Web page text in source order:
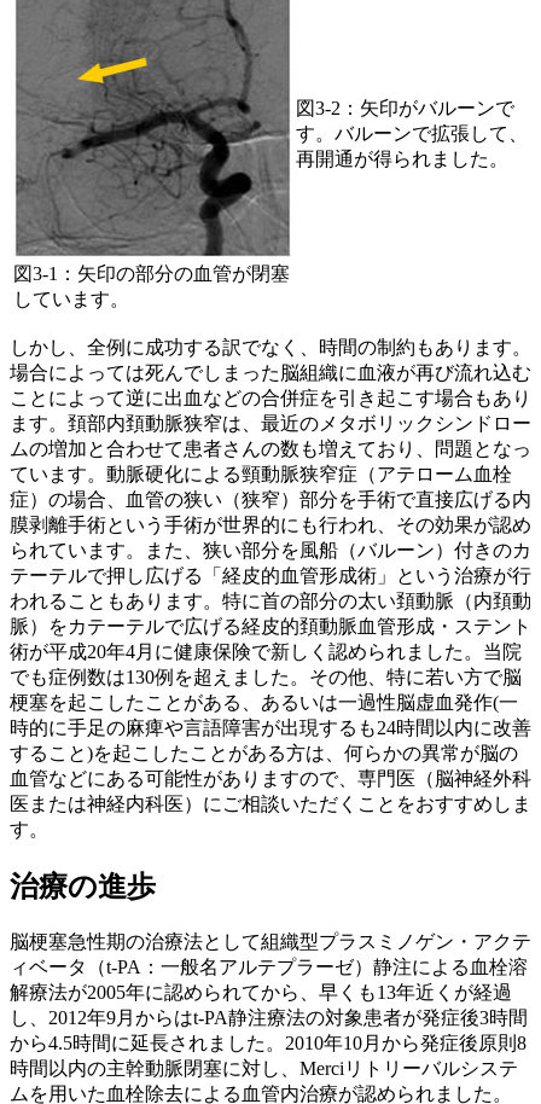
図3-1：矢印の部分の血管が閉塞
しています。
図3-2：矢印がバルーンで
す。バルーンで拡張して、
再開通が得られました。
しかし、全例に成功する訳でなく、時間の制約もあります。
場合によっては死んでしまった脳組織に血液が再び流れ込む
ことによって逆に出血などの合併症を引き起こす場合もあり
ます。頚部内頚動脈狭窄は、最近のメタボリックシンドロー
ムの増加と合わせて患者さんの数も増えており、問題となっ
ています。動脈硬化による頸動脈狭窄症（アテローム血栓
症）の場合、血管の狭い（狭窄）部分を手術で直接広げる内
膜剥離手術という手術が世界的にも行われ、その効果が認め
られています。また、狭い部分を風船（バルーン）付きのカ
テーテルで押し広げる「経皮的血管形成術」という治療が行
われることもあります。特に首の部分の太い頚動脈（内頚動
脈）をカテーテルで広げる経皮的頚動脈血管形成・ステント
術が平成20年4月に健康保険で新しく認められました。当院
でも症例数は130例を超えました。その他、特に若い方で脳
梗塞を起こしたことがある、あるいは一過性脳虚血発作(一
時的に手足の麻痺や言語障害が出現するも24時間以内に改善
すること)を起こしたことがある方は、何らかの異常が脳の
血管などにある可能性がありますので、専門医（脳神経外科
医または神経内科医）にご相談いただくことをおすすめしま
す。
治療の進歩
脳梗塞急性期の治療法として組織型プラスミノゲン・アクテ
ィベータ（t-PA：一般名アルテプラーゼ）静注による血栓溶
解療法が2005年に認められてから、早くも13年近くが経過
し、2012年9月からはt-PA静注療法の対象患者が発症後3時間
から4.5時間に延長されました。2010年10月から発症後原則8
時間以内の主幹動脈閉塞に対し、Merciリトリーバルシステ
ムを用いた血栓除去による血管内治療が認められました。